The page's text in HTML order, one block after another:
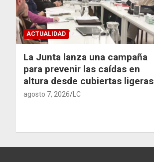
ACTUALIDAD
La Junta lanza una campaña
para prevenir las caídas en
altura desde cubiertas ligeras
agosto 7, 2026 LC